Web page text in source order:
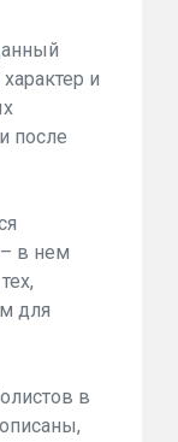
и
после
в нем
для
в